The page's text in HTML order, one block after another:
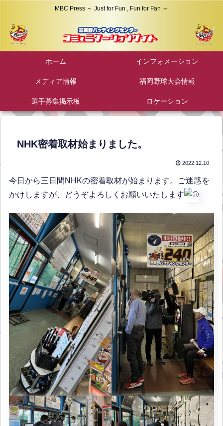
MBC Press ～ Just for Fun , Fun for Fan ～
ホーム インフォメーション
メディア情報 福岡野球大会情報
選手募集掲示板 ロケーション
NHK密着取材始まりました。
2022.12.10
今日から三日間NHKの密着取材が始まります。ご迷惑を
かけしますが、どうぞよろしくお願いいたします